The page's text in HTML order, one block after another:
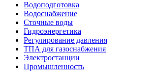
Водоподготовка
Водоснабжение
Сточные воды
Гидроэнергетика
Регулирование давления
ТПА для газоснабжения
Электростанции
Промышленность